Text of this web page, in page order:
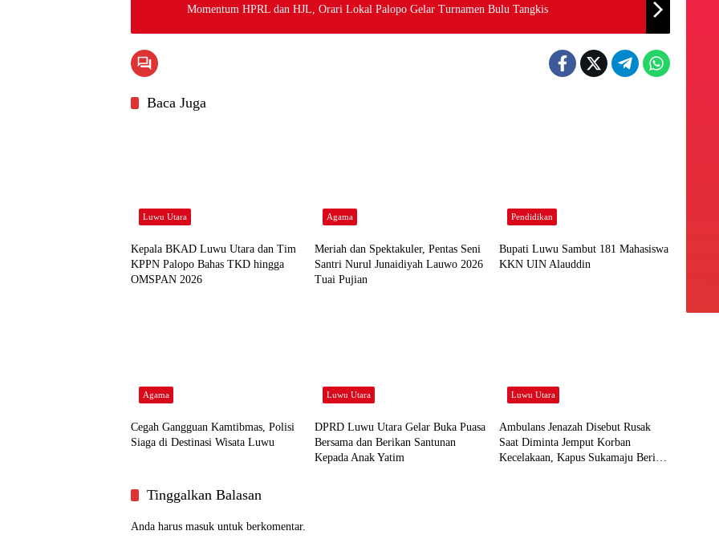
Momentum HPRL dan HJL, Orari Lokal Palopo Gelar Turnamen Bulu Tangkis
Baca Juga
Luwu Utara
Kepala BKAD Luwu Utara dan Tim
KPPN Palopo Bahas TKD hingga
OMSPAN 2026
Agama
Meriah dan Spektakuler, Pentas Seni
Santri Nurul Junaidiyah Lauwo 2026
Tuai Pujian
Pendidikan
Bupati Luwu Sambut 181 Mahasiswa
KKN UIN Alauddin
Agama
Cegah Gangguan Kamtibmas, Polisi
Siaga di Destinasi Wisata Luwu
Luwu Utara
DPRD Luwu Utara Gelar Buka Puasa
Bersama dan Berikan Santunan
Kepada Anak Yatim
Luwu Utara
Ambulans Jenazah Disebut Rusak
Saat Diminta Jemput Korban
Kecelakaan, Kapus Sukamaju Beri
Tinggalkan Balasan
Anda harus masuk untuk berkomentar.